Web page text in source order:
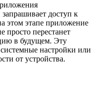
доступ к
этом этапе приложение
просто перестанет
в будущем. Эту
настройки или
от устройства.